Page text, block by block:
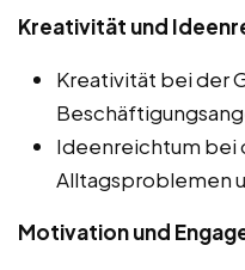
Kreativität und
Kreativität bei der
Ideenreichtum bei
Alltagsproblemen
Motivation und